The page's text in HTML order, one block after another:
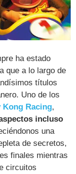
ha estado
que a lo largo de
títulos
Uno de los
Kong Racing,
incluso
una
de secretos,
finales mientras
circuitos